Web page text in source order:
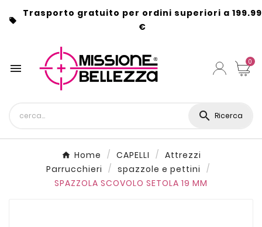

Trasporto gratuito per ordini superiori a 199.99
€
 0
 Ricerca
Home CAPELLI
Attrezzi
Parrucchieri
spazzole e pettini
SPAZZOLA SCOVOLO SETOLA 19 MM